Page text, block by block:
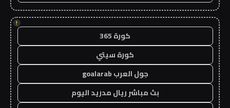
!
كورة 365
كورة سيتي
جول العرب goalarab
بث مباشر ريال مدريد اليوم